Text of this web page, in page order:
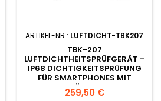
ARTIKEL-NR.: LUFTDICHT-TBK207
TBK-207
LUFTDICHTHEITSPRÜFGERÄT –
IP68 DICHTIGKEITSPRÜFUNG
FÜR SMARTPHONES MIT
VAKUUM- & ÜBERDRUCKTEST
259,50 €